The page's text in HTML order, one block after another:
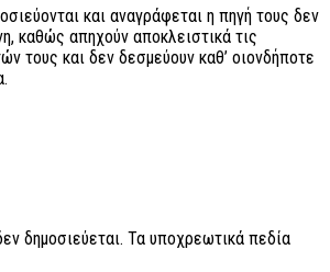
και αναγράφεται η πηγή τους δεν
καθώς απηχούν αποκλειστικά τις
τους και δεν δεσμεύουν καθ’ οιονδήποτε
δημοσιεύεται. Τα υποχρεωτικά πεδία